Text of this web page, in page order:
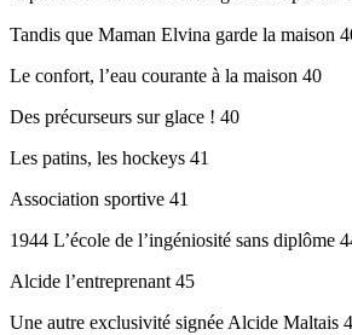
Tandis que Maman Elvina garde la maison
Le confort, l’eau courante à la maison 40
Des précurseurs sur glace ! 40
Les patins, les hockeys 41
Association sportive 41
1944 L’école de l’ingéniosité sans diplôme
Alcide l’entreprenant 45
Une autre exclusivité signée Alcide Maltais